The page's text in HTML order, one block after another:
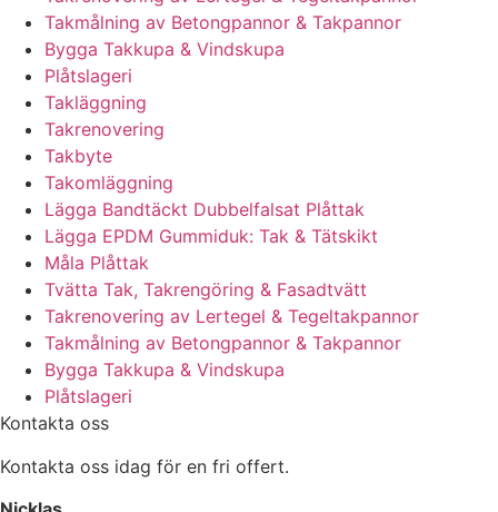
Takmålning av Betongpannor & Takpannor
Bygga Takkupa & Vindskupa
Plåtslageri
Takläggning
Takrenovering
Takbyte
Takomläggning
Lägga Bandtäckt Dubbelfalsat Plåttak
Lägga EPDM Gummiduk: Tak & Tätskikt
Måla Plåttak
Tvätta Tak, Takrengöring & Fasadtvätt
Takrenovering av Lertegel & Tegeltakpannor
Takmålning av Betongpannor & Takpannor
Bygga Takkupa & Vindskupa
Plåtslageri
Kontakta oss
Kontakta oss idag för en fri offert.